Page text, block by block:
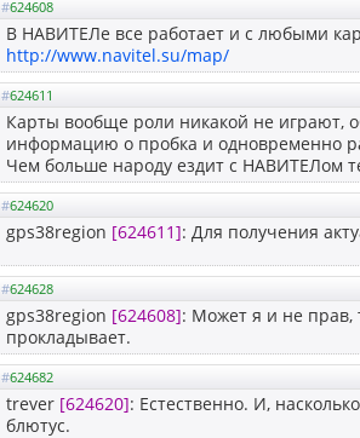
#624608
В НАВИТЕЛе все работает и с любыми
http://www.navitel.su/map/
#624611
Карты вообще роли никакой не играют,
информацию о пробка и одновременно
Чем больше народу ездит с НАВИТЕЛом
#624620
gps38region [624611]: Для получения
#624628
gps38region [624608]: Может я и не прав,
прокладывает.
#624682
trever [624620]: Естественно. И,
блютус.